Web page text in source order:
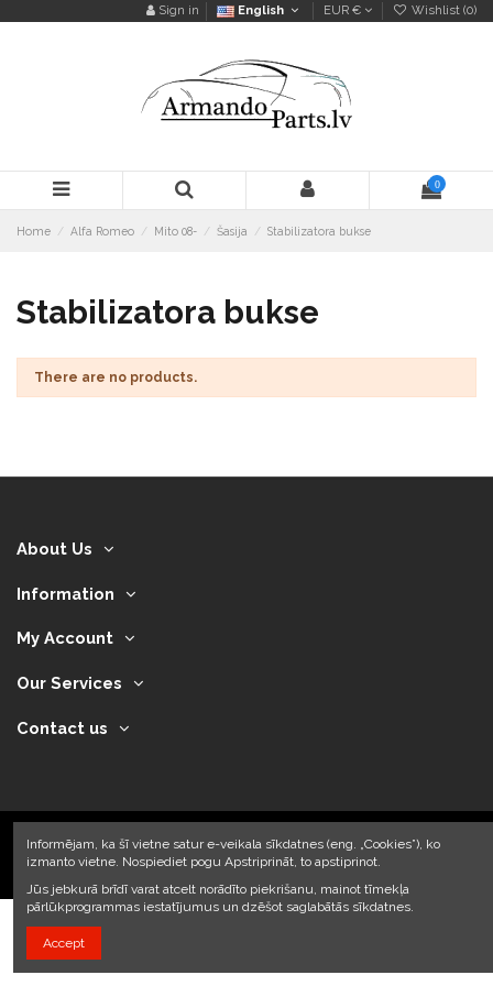
Sign in English EUR € Wishlist (0)
0
Home Alfa Romeo Mito 08- Šasija Stabilizatora bukse
Stabilizatora bukse
There are no products.
About Us
Information
My Account
Our Services
Contact us
2024 © Armando Auto SIA
Informējam, ka šī vietne satur e-veikala sīkdatnes (eng. „Cookies”), ko
izmanto vietne. Nospiediet pogu Apstriprināt, to apstiprinot.
Jūs jebkurā brīdī varat atcelt norādīto piekrišanu, mainot tīmekļa
pārlūkprogrammas iestatījumus un dzēšot saglabātās sīkdatnes.
Accept